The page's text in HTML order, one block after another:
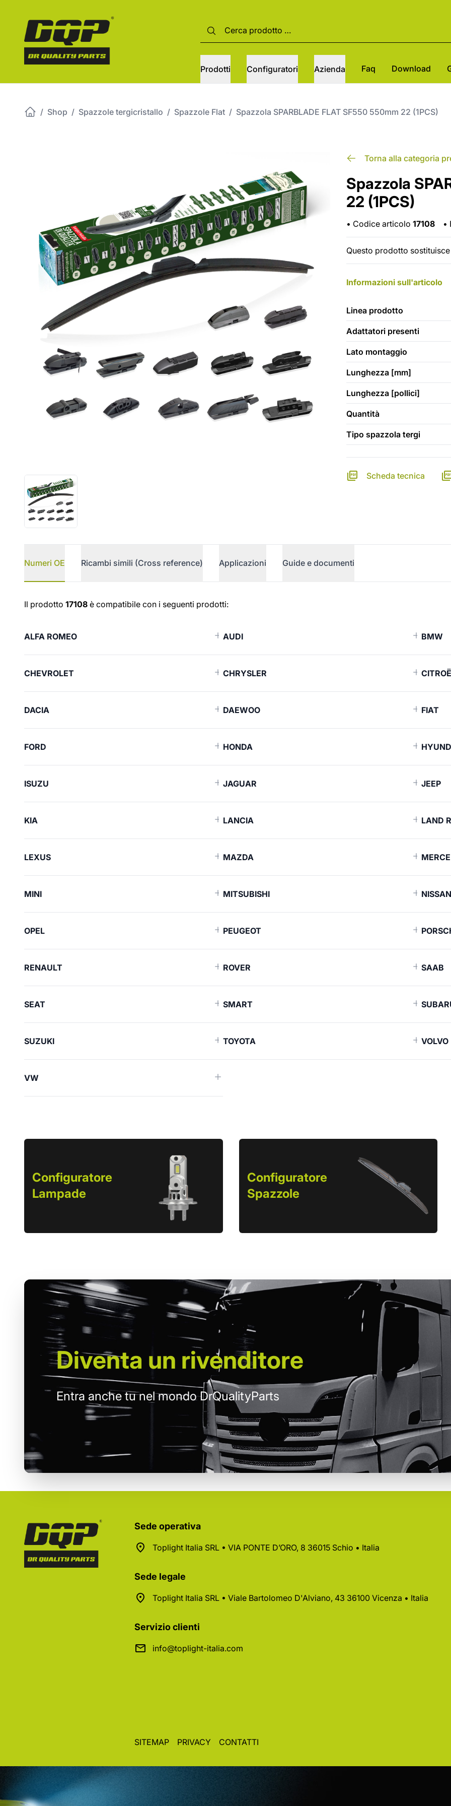
Prodotti Configuratori Azienda Faq Download
/ Shop / Spazzole tergicristallo / Spazzole Flat / Spazzola SPARBLADE FLAT SF550 550mm 22 (1PCS)
Torna alla categoria
Spazzola
22 (1PCS)
• Codice articolo 17108 •
Questo prodotto
Informazioni sull'articolo
Linea prodotto
Adattatori presenti
Lato montaggio
Lunghezza [mm]
Lunghezza [pollici]
Quantità
Tipo spazzola tergi
Scheda tecnica
Numeri OE Ricambi simili (Cross reference) Applicazioni Guide e documenti
Numeri OE
Il prodotto 17108 è compatibile con i seguenti prodotti:
ALFA ROMEO AUDI BMW
CHEVROLET CHRYSLER
DACIA DAEWOO FIAT
FORD HONDA
ISUZU JAGUAR JEEP
KIA LANCIA LAND
LEXUS MAZDA
MINI MITSUBISHI
OPEL PEUGEOT
RENAULT ROVER SAAB
SEAT SMART
SUZUKI TOYOTA VOLVO
VW
Configuratore
Lampade
Configuratore
Spazzole
Diventa un rivenditore
Entra anche tu nel mondo DrQualityParts
Sede operativa
Toplight Italia SRL • VIA PONTE D’ORO, 8 36015 Schio • Italia
Sede legale
Toplight Italia SRL • Viale Bartolomeo D'Alviano, 43 36100 Vicenza • Italia
Servizio clienti
info@toplight-italia.com
SITEMAP PRIVACY CONTATTI